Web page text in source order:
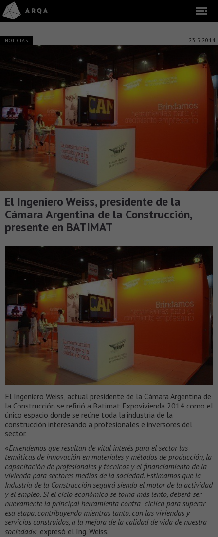
NOTICIAS 23.5.2014
El Ingeniero Weiss, presidente de la
Cámara Argentina de la Construcción,
presente en BATIMAT
El Ingeniero Weiss, actual presidente de la Cámara Argentina de
la Construcción se refirió a Batimat Expovivienda 2014 como el
único espacio donde se reúne toda la industria de la
construcción interesando a profesionales e inversores del
sector.
«Entendemos que resultan de vital interés para el sector las
temáticas de innovación en materiales y métodos de producción, la
capacitación de profesionales y técnicos y el financiamiento de la
vivienda para sectores medios de la sociedad. Estimamos que la
Industria de la Construcción seguirá siendo el motor de la actividad
y el empleo. Si el ciclo económico se torna más lento, deberá ser
nuevamente la principal herramienta contra- cíclica para superar
esa etapa, contribuyendo mientras tanto, con las viviendas y
servicios construidos, a la mejora de la calidad de vida de nuestra
sociedad«; expresó el Ing. Weiss.